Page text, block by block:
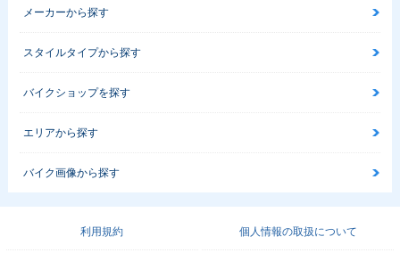
メーカーから探す
スタイルタイプから探す
バイクショップを探す
エリアから探す
バイク画像から探す
利用規約 個人情報の取扱について